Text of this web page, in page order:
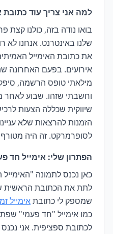
למה אני צריך עוד כתובת
בואו נודה בזה, כולנו קצת
שלנו באינטרנט. אנחנו לא
את כתובת האימייל
אירועים. בפעם האחרונה
וחשבתי שזהו. שבוע לאחר
שיווקית שכללה הצעות
הזמנות להרצאות שלא
לסופרמרקט. זה היה
הפתרון שלי: אימייל חד
כאן נכנס לתמונה
לתת את הכתובת הראשית
שמספק לי כתובתאימייל
כמו אימייל "חד פעמי"
לכתובת ספציפית. אני